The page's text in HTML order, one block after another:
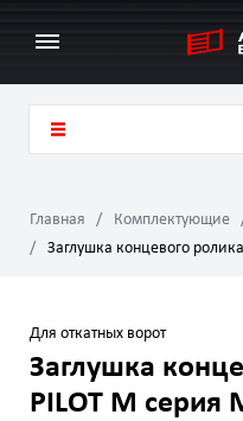
Главная Комплектующие
Заглушка концевого
Для откатных ворот
Заглушка
PILOT M серия